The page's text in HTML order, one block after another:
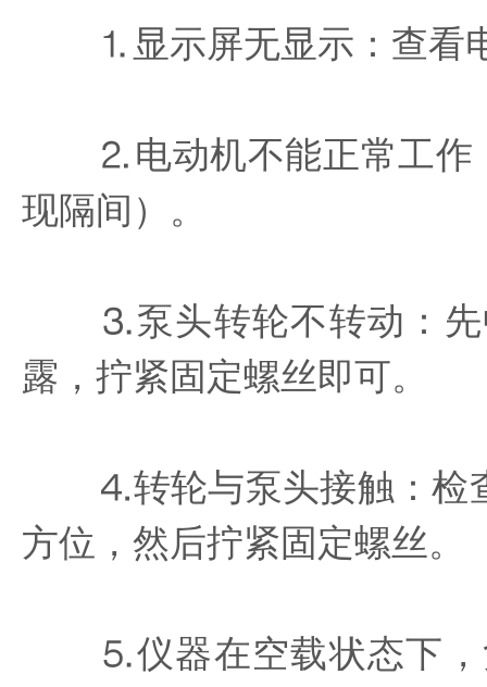
⒈显示屏无显示：查看电
⒉电动机不能正常工作：
现隔间）。
⒊泵头转轮不转动：先
露，拧紧固定螺丝即可。
⒋转轮与泵头接触：检查
方位，然后拧紧固定螺丝。
⒌仪器在空载状态下，